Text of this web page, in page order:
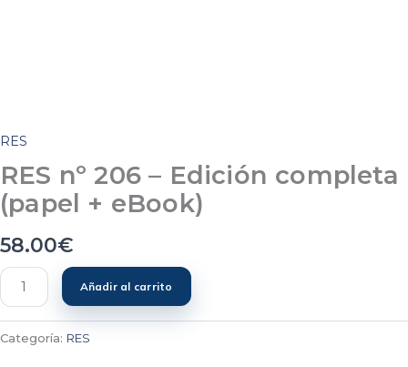
RES
RES nº 206 – Edición completa
(papel + eBook)
58.00€
Añadir al carrito
Categoría: RES